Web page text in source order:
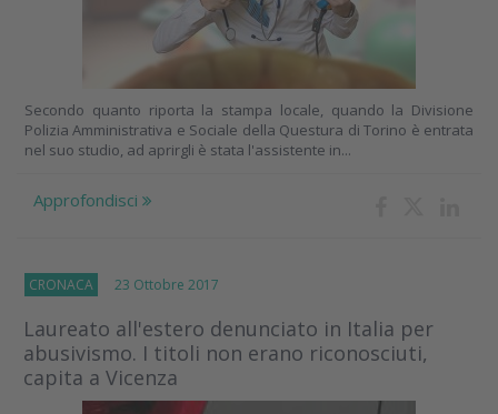
Secondo quanto riporta la stampa locale, quando la Divisione
Polizia Amministrativa e Sociale della Questura di Torino è entrata
nel suo studio, ad aprirgli è stata l'assistente in...
Approfondisci
CRONACA 23 Ottobre 2017
Laureato all'estero denunciato in Italia per
abusivismo. I titoli non erano riconosciuti,
capita a Vicenza